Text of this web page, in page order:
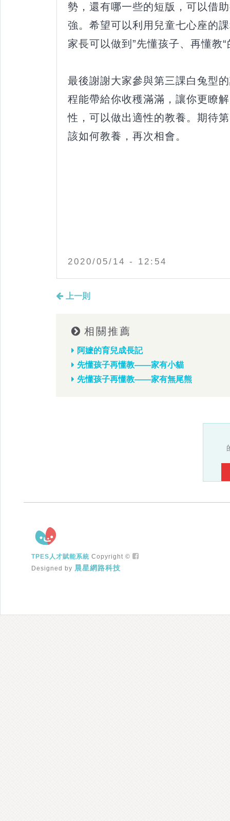
勢，還有哪一些的短版，可以借
強。希望可以利用兒童七心座的
家長可以做到”先懂孩子、再懂教
最後謝謝大家參與第三課白兔型
程能帶給你收穫滿滿，讓你更瞭
性，可以做出適性的教養。期待
該如何教養，再次相會。
2020/05/14 - 12:54
上一則
相關推薦
阿嬷的育兒成長記
先懂孩子再懂教——家有小貓
先懂孩子再懂教——家有無尾熊
TPES人才賦能系統 Copyright ©
Designed by 晨星網路科技